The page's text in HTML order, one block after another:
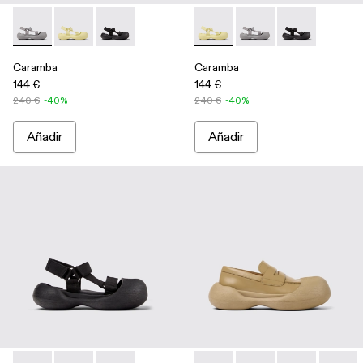
Caramba - A500026-002 - Sandalias grises de PET reciclado
Caramba - A500026-003 - Sandalias amarillas de
Caramba - A500026-001 - Sandalias negras
Caramba
144 €
240 € -40%
Añadir
Caramba - A500026-003 -
Caramba -Caramba -
Caramba
144 €
240 € -40%
Añadir